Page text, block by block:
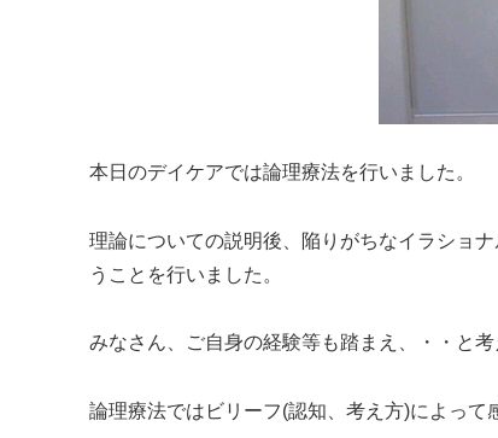
本日のデイケアでは論理療法を行いました。
理論についての説明後、陥りがちなイラショ
うことを行いました。
みなさん、ご自身の経験等も踏まえ、・・と
論理療法ではビリーフ(認知、考え方)によって